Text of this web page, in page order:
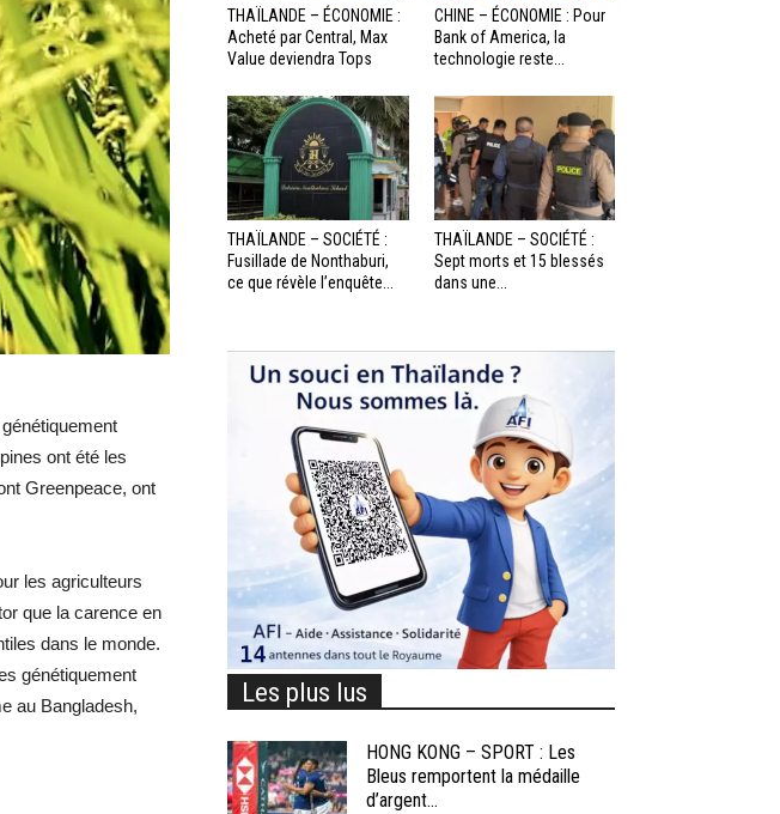
ont été les
Greenpeace, ont
les agriculteurs
que la carence en
dans le monde.
génétiquement
au Bangladesh,
THAÏLANDE – ÉCONOMIE :
Acheté par Central, Max
Value deviendra Tops
CHINE – ÉCONOMIE : Pour
Bank of America, la
technologie reste...
THAÏLANDE – SOCIÉTÉ :
Fusillade de Nonthaburi,
ce que révèle l’enquête...
THAÏLANDE – SOCIÉTÉ :
Sept morts et 15 blessés
dans une...
Les plus lus
HONG KONG – SPORT : Les
Bleus remportent la médaille
d’argent...